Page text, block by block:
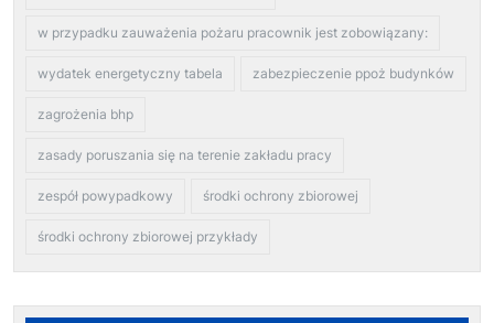
w przypadku zauważenia pożaru pracownik jest zobowiązany:
wydatek energetyczny tabela zabezpieczenie ppoż budynków
zagrożenia bhp
zasady poruszania się na terenie zakładu pracy
zespół powypadkowy środki ochrony zbiorowej
środki ochrony zbiorowej przykłady